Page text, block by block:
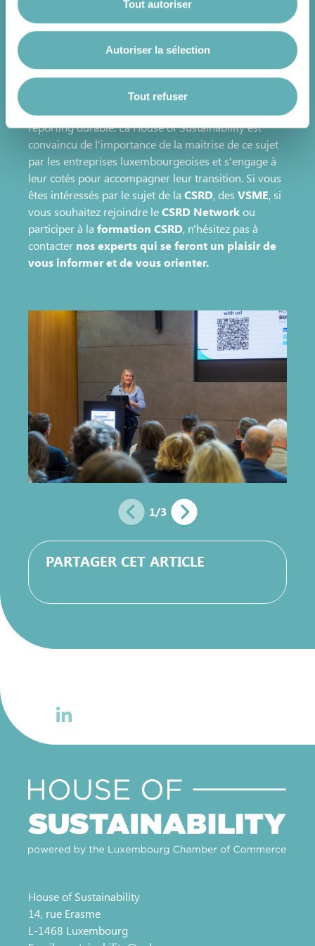
Vous avez la possibilité de modifier ou retirer votre
consentement à tout moment en cliquant sur l’icône
flottante en bas à gauche de chaque page.
Pour de plus amples informations sur la manière dont
nous utilisons les cookies et sommes amenés à traiter
vos données personnelles, vous pouvez consulter notre
Charte d’usage des cookieset notrePolitique de
protection des données personnelles.
Tout autoriser
Autoriser la sélection
Tout refuser
activement à la simplification des normes ESRS.
Cette journée à la fois informative, technique et
pratique s'inscrit dans la continuité des services
offert par la House of Sustainability en matière de
reporting durable. La House of Sustainability est
convaincu de l'importance de la maitrise de ce sujet
par les entreprises luxembourgeoises et s'engage à
leur cotés pour accompagner leur transition. Si vous
êtes intéressés par le sujet de la CSRD, des VSME, si
vous souhaitez rejoindre leCSRD Networkou
participer à la formation CSRD, n'hésitez pas à
contacter nos experts qui se feront un plaisir de
vous informer et de vous orienter.
1/3
PARTAGER CET ARTICLE
House of Sustainability
14, rue Erasme
L-1468 Luxembourg